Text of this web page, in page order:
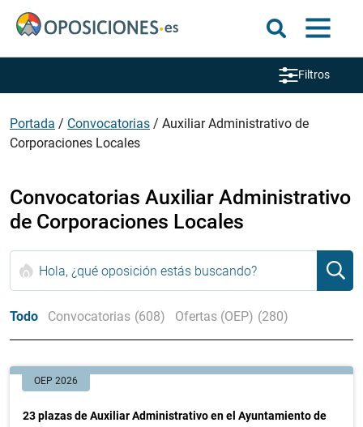
Filtros
Portada / Convocatorias / Auxiliar Administrativo de
Corporaciones Locales
Convocatorias Auxiliar Administrativo
de Corporaciones Locales
Todo Convocatorias (608) Ofertas (OEP) (280)
OEP 2026
23 plazas de Auxiliar Administrativo en el Ayuntamiento de